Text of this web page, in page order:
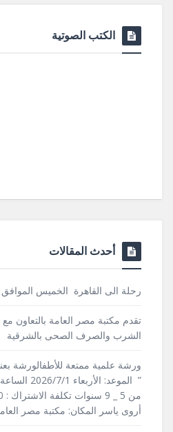
الكتب الصوتية
أحدث المقالات
رحلة الى القاهرة الخميس الموافق 2026/7/2
تقدم مكتبة مصر العامة بالتعاون
الشرب والصرف الصحى بالشرقية
ورشة علمية ممتعة للأطفالورشة
أروى ياسر المكان: مكتبة مصر